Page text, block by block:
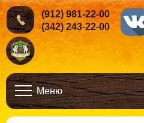
(912) 981-22-00
(342) 243-22-00
Меню